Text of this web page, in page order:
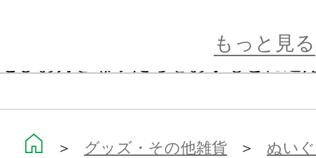
バラエティ豊かなもちフレたちがあ
動物をモチーフにした、まるっこい
もっと見る
＞ グッズ・その他雑貨 ＞ ぬい